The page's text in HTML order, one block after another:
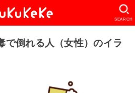
SEARCH
で倒れる人（女性）のイラ